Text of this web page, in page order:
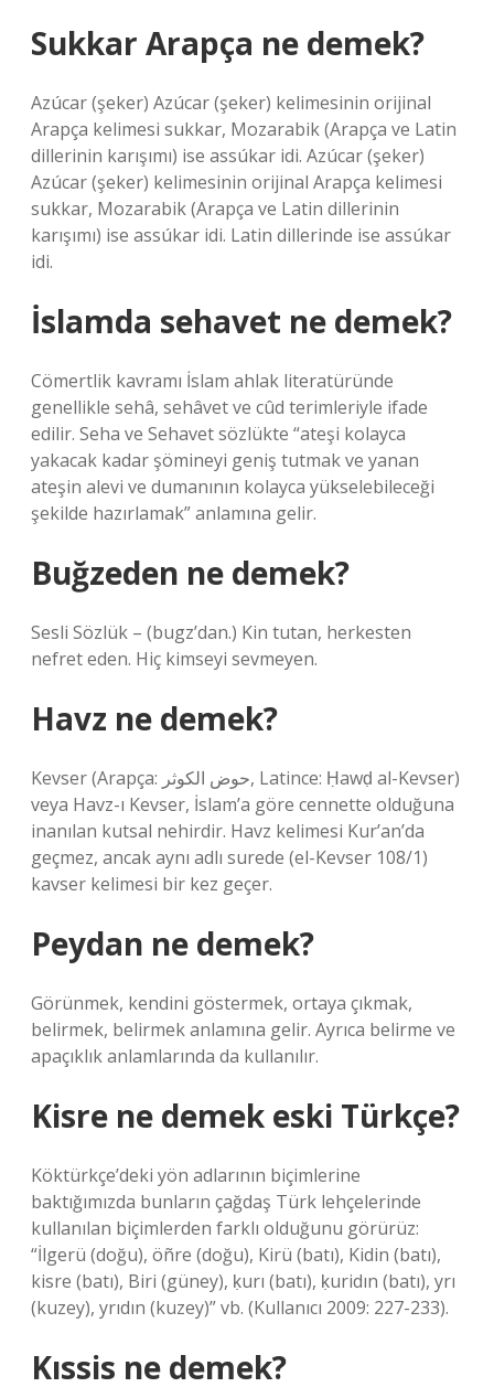
Sukkar Arapça ne demek?
Azúcar (şeker) Azúcar (şeker) kelimesinin orijinal
Arapça kelimesi sukkar, Mozarabik (Arapça ve Latin
dillerinin karışımı) ise assúkar idi. Azúcar (şeker)
Azúcar (şeker) kelimesinin orijinal Arapça kelimesi
sukkar, Mozarabik (Arapça ve Latin dillerinin
karışımı) ise assúkar idi. Latin dillerinde ise assúkar
idi.
İslamda sehavet ne demek?
Cömertlik kavramı İslam ahlak literatüründe
genellikle sehâ, sehâvet ve cûd terimleriyle ifade
edilir. Seha ve Sehavet sözlükte “ateşi kolayca
yakacak kadar şömineyi geniş tutmak ve yanan
ateşin alevi ve dumanının kolayca yükselebileceği
şekilde hazırlamak” anlamına gelir.
Buğzeden ne demek?
Sesli Sözlük – (bugz’dan.) Kin tutan, herkesten
nefret eden. Hiç kimseyi sevmeyen.
Havz ne demek?
Kevser (Arapça: حوض الكوثر, Latince: Ḥawḍ al-Kevser)
veya Havz-ı Kevser, İslam’a göre cennette olduğuna
inanılan kutsal nehirdir. Havz kelimesi Kur’an’da
geçmez, ancak aynı adlı surede (el-Kevser 108/1)
kavser kelimesi bir kez geçer.
Peydan ne demek?
Görünmek, kendini göstermek, ortaya çıkmak,
belirmek, belirmek anlamına gelir. Ayrıca belirme ve
apaçıklık anlamlarında da kullanılır.
Kisre ne demek eski Türkçe?
Köktürkçe’deki yön adlarının biçimlerine
baktığımızda bunların çağdaş Türk lehçelerinde
kullanılan biçimlerden farklı olduğunu görürüz:
“İlgerü (doğu), öñre (doğu), Kirü (batı), Kidin (batı),
kisre (batı), Biri (güney), ḳurı (batı), ḳuridın (batı), yrı
(kuzey), yrıdın (kuzey)” vb. (Kullanıcı 2009: 227-233).
Kıssis ne demek?